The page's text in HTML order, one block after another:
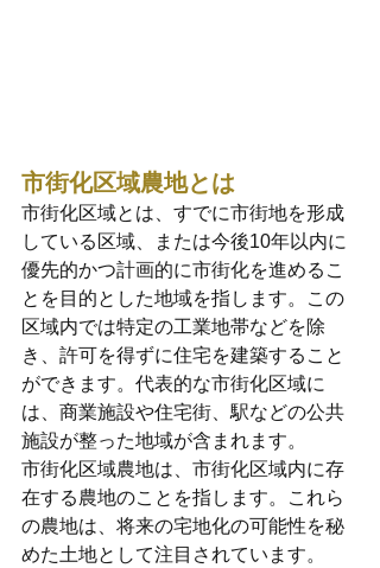
市街化区域農地とは
市街化区域とは、すでに市街地を形成
している区域、または今後10年以内に
優先的かつ計画的に市街化を進めるこ
とを目的とした地域を指します。この
区域内では特定の工業地帯などを除
き、許可を得ずに住宅を建築すること
ができます。代表的な市街化区域に
は、商業施設や住宅街、駅などの公共
施設が整った地域が含まれます。
市街化区域農地は、市街化区域内に存
在する農地のことを指します。これら
の農地は、将来の宅地化の可能性を秘
めた土地として注目されています。